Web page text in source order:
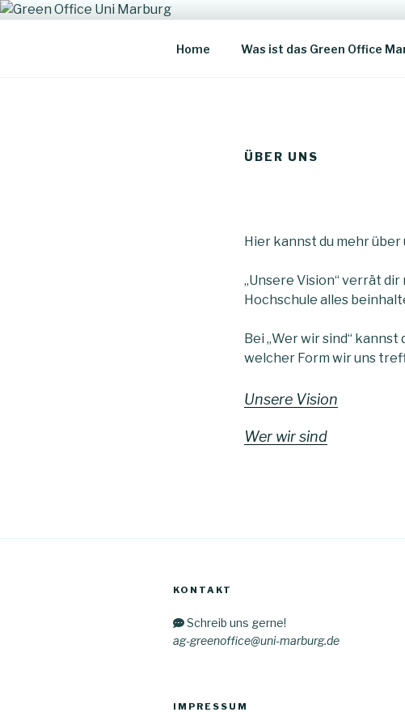
Zum
GREEN
Für mehr Nachhaltigkeit an unserer
Home Was ist das Green Office
ÜBER UNS
Hier kannst du mehr über
„Unsere Vision“ verrät
Hochschule alles
Bei „Wer wir sind“
welcher Form wir uns
Unsere Vision
Wer wir sind
KONTAKT
Schreib uns gerne!
ag-greenoffice@uni-marburg.de
IMPRESSUM